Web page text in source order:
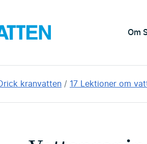
Om
Drick kranvatten 17 Lektioner om